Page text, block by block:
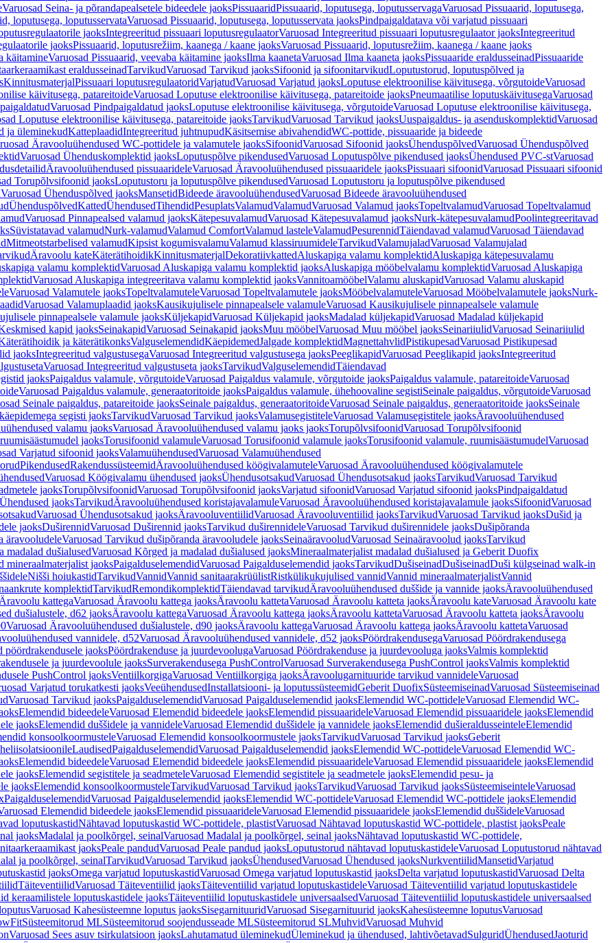
Varuosad Seina- ja põrandapealsetele bideedele jaoksPissuaaridPissuaarid, loputusega, loputusservagaVaruosad Pissuaarid, loputusega,
loputusega, loputusservataVaruosad Pissuaarid, loputusega, loputusservata jaoksPindpaigaldatava või varjatud pissuaari
jaoksIntegreeritud pissuaari loputusregulaatorVaruosad Integreeritud pissuaari loputusregulaator jaoksIntegreeritud
jaoksPissuaarid, loputusrežiim, kaanega / kaane jaoksVaruosad Pissuaarid, loputusrežiim, kaanega / kaane jaoks
käitamineVaruosad Pissuaarid, veevaba käitamine jaoksIlma kaanetaVaruosad Ilma kaaneta jaoksPissuaaride eraldusseinadPissuaaride
eraldusseinadTarvikudVaruosad Tarvikud jaoksSifoonid ja sifoonitarvikudLoputustorud, loputuspõlved ja
KinnitusmaterjalPissuaari loputusregulaatoridVarjatudVaruosad Varjatud jaoksLoputuse elektroonilise käivitusega, võrgutoideVaruosad
käivitusega, patareitoideVaruosad Loputuse elektroonilise käivitusega, patareitoide jaoksPneumaatilise loputuskäivitusegaVaruosad
Varuosad Pindpaigaldatud jaoksLoputuse elektroonilise käivitusega, võrgutoideVaruosad Loputuse elektroonilise käivitusega,
Loputuse elektroonilise käivitusega, patareitoide jaoksTarvikudVaruosad Tarvikud jaoksUuspaigaldus- ja asenduskomplektidVaruosad
ja üleminekudKatteplaadidIntegreeritud juhtnupudKäsitsemise abivahendidWC-pottide, pissuaaride ja bideede
Äravooluühendused WC-pottidele ja valamutele jaoksSifoonidVaruosad Sifoonid jaoksÜhenduspõlvedVaruosad Ühenduspõlved
Varuosad Ühenduskomplektid jaoksLoputuspõlve pikendusedVaruosad Loputuspõlve pikendused jaoksÜhendused PVC-stVaruosad
Äravooluühendused pissuaarideleVaruosad Äravooluühendused pissuaaridele jaoksPissuaari sifoonidVaruosad Pissuaari sifoonid
Torupõlvsifoonid jaoksLoputustoru ja loputuspõlve pikendusedVaruosad Loputustoru ja loputuspõlve pikendused
Varuosad Ühenduspõlved jaoksMansetidBideede äravooluühendusedVaruosad Bideede äravooluühendused
ÜhenduspõlvedKattedÜhendusedTihendidPesuplatsValamudValamudVaruosad Valamud jaoksTopeltvalamudVaruosad Topeltvalamud
Varuosad Pinnapealsed valamud jaoksKätepesuvalamudVaruosad Kätepesuvalamud jaoksNurk-kätepesuvalamudPoolintegreeritavad
Süvistatavad valamudNurk-valamudValamud ComfortValamud lasteleValamudPesurennidTäiendavad valamudVaruosad Täiendavad
Mitmeotstarbelised valamudKipsist kogumisvalamuValamud klassiruumideleTarvikudValamujaladVaruosad Valamujalad
Äravoolu kateKäterätihoidikKinnitusmaterjalDekoratiivkattedAluskapiga valamu komplektidAluskapiga kätepesuvalamu
valamu komplektidVaruosad Aluskapiga valamu komplektid jaoksAluskapiga mööbelvalamu komplektidVaruosad Aluskapiga
Varuosad Aluskapiga integreeritava valamu komplektid jaoksVannitoamööbelValamu aluskapidVaruosad Valamu aluskapid
Varuosad Valamutele jaoksTopeltvalamuteleVaruosad Topeltvalamutele jaoksMööbelvalamuteleVaruosad Mööbelvalamutele jaoksNurk-
Varuosad Valamuplaadid jaoksKausikujulisele pinnapealsele valamuleVaruosad Kausikujulisele pinnapealsele valamule
pinnapealsele valamule jaoksKüljekapidVaruosad Küljekapid jaoksMadalad küljekapidVaruosad Madalad küljekapid
kapid jaoksSeinakapidVaruosad Seinakapid jaoksMuu mööbelVaruosad Muu mööbel jaoksSeinariiulidVaruosad Seinariiulid
ja käterätikonksValguselemendidKäepidemedJalgade komplektidMagnettahvlidPistikupesadVaruosad Pistikupesad
jaoksIntegreeritud valgustusegaVaruosad Integreeritud valgustusega jaoksPeeglikapidVaruosad Peeglikapid jaoksIntegreeritud
Varuosad Integreeritud valgustuseta jaoksTarvikudValguselemendidTäiendavad
jaoksPaigaldus valamule, võrgutoideVaruosad Paigaldus valamule, võrgutoide jaoksPaigaldus valamule, patareitoideVaruosad
Varuosad Paigaldus valamule, generaatoritoide jaoksPaigaldus valamule, ühehoovaline segistiSeinale paigaldus, võrgutoideVaruosad
Seinale paigaldus, patareitoide jaoksSeinale paigaldus, generaatoritoideVaruosad Seinale paigaldus, generaatoritoide jaoksSeinale
segisti jaoksTarvikudVaruosad Tarvikud jaoksValamusegistiteleVaruosad Valamusegistitele jaoksÄravooluühendused
valamu jaoksVaruosad Äravooluühendused valamu jaoks jaoksTorupõlvsifoonidVaruosad Torupõlvsifoonid
jaoksTorusifoonid valamuleVaruosad Torusifoonid valamule jaoksTorusifoonid valamule, ruumisäästumudelVaruosad
Varjatud sifoonid jaoksValamuühendusedVaruosad Valamuühendused
PikendusedRakendussüsteemidÄravooluühendused köögivalamuteleVaruosad Äravooluühendused köögivalamutele
Varuosad Köögivalamu ühendused jaoksÜhendusotsakudVaruosad Ühendusotsakud jaoksTarvikudVaruosad Tarvikud
jaoksTorupõlvsifoonidVaruosad Torupõlvsifoonid jaoksVarjatud sifoonidVaruosad Varjatud sifoonid jaoksPindpaigaldatud
jaoksTarvikudÄravooluühendused koristajavalamuleVaruosad Äravooluühendused koristajavalamule jaoksSifoonidVaruosad
Varuosad Ühendusotsakud jaoksÄravooluventiilidVaruosad Äravooluventiilid jaoksTarvikudVaruosad Tarvikud jaoksDušid ja
jaoksDuširennidVaruosad Duširennid jaoksTarvikud duširennideleVaruosad Tarvikud duširennidele jaoksDušipõranda
äravooludeleVaruosad Tarvikud dušipõranda äravooludele jaoksSeinaäravooludVaruosad Seinaäravoolud jaoksTarvikud
madalad dušialusedVaruosad Kõrged ja madalad dušialused jaoksMineraalmaterjalist madalad dušialused ja Geberit Duofix
mineraalmaterjalist jaoksPaigalduselemendidVaruosad Paigalduselemendid jaoksTarvikudDušiseinadDušiseinadDuši külgseinad walk-in
Nišši hoiukastidTarvikudVannidVannid sanitaarakrüülistRistkülikukujulised vannidVannid mineraalmaterjalistVannid
komplektidTarvikudRemondikomplektidTäiendavad tarvikudÄravooluühendused duššide ja vannide jaoksÄravooluühendused
Äravoolu kattegaVaruosad Äravoolu kattega jaoksÄravoolu kattetaVaruosad Äravoolu katteta jaoksÄravoolu kateVaruosad Äravoolu kate
dušialustele, d62 jaoksÄravoolu kattegaVaruosad Äravoolu kattega jaoksÄravoolu kattetaVaruosad Äravoolu katteta jaoksÄravoolu
Varuosad Äravooluühendused dušialustele, d90 jaoksÄravoolu kattegaVaruosad Äravoolu kattega jaoksÄravoolu kattetaVaruosad
vannidele, d52Varuosad Äravooluühendused vannidele, d52 jaoksPöördrakendusegaVaruosad Pöördrakendusega
pöördrakendusele jaoksPöördrakenduse ja juurdevoolugaVaruosad Pöördrakenduse ja juurdevooluga jaoksValmis komplektid
ja juurdevoolule jaoksSurverakendusega PushControlVaruosad Surverakendusega PushControl jaoksValmis komplektid
PushControl jaoksVentiilkorgigaVaruosad Ventiilkorgiga jaoksÄravoolugarnituuride tarvikud vannideleVaruosad
Varjatud torukatkesti jaoksVeeühendusedInstallatsiooni- ja loputussüsteemidGeberit DuofixSüsteemiseinadVaruosad Süsteemiseinad
Varuosad Tarvikud jaoksPaigalduselemendidVaruosad Paigalduselemendid jaoksElemendid WC-pottideleVaruosad Elemendid WC-
Elemendid bideedeleVaruosad Elemendid bideedele jaoksElemendid pissuaarideleVaruosad Elemendid pissuaaridele jaoksElemendid
jaoksElemendid duššidele ja vannideleVaruosad Elemendid duššidele ja vannidele jaoksElemendid dušieraldusseinteleElemendid
konsoolkoormusteleVaruosad Elemendid konsoolkoormustele jaoksTarvikudVaruosad Tarvikud jaoksGeberit
LaudisedPaigalduselemendidVaruosad Paigalduselemendid jaoksElemendid WC-pottideleVaruosad Elemendid WC-
Elemendid bideedeleVaruosad Elemendid bideedele jaoksElemendid pissuaarideleVaruosad Elemendid pissuaaridele jaoksElemendid
jaoksElemendid segistitele ja seadmeteleVaruosad Elemendid segistitele ja seadmetele jaoksElemendid pesu- ja
jaoksElemendid konsoolkoormusteleTarvikudVaruosad Tarvikud jaoksTarvikudVaruosad Tarvikud jaoksSüsteemiseinteleVaruosad
PaigalduselemendidVaruosad Paigalduselemendid jaoksElemendid WC-pottideleVaruosad Elemendid WC-pottidele jaoksElemendid
Elemendid bideedele jaoksElemendid pissuaarideleVaruosad Elemendid pissuaaridele jaoksElemendid duššideleVaruosad
loputuskastidNähtavad loputuskastid WC-pottidele, plastistVaruosad Nähtavad loputuskastid WC-pottidele, plastist jaoksPeale
jaoksMadalal ja poolkõrgel, seinalVaruosad Madalal ja poolkõrgel, seinal jaoksNähtavad loputuskastid WC-pottidele,
jaoksPeale pandudVaruosad Peale pandud jaoksLoputustorud nähtavad loputuskastideleVaruosad Loputustorud nähtavad
ja poolkõrgel, seinalTarvikudVaruosad Tarvikud jaoksÜhendusedVaruosad Ühendused jaoksNurkventiilidMansetidVarjatud
jaoksOmega varjatud loputuskastidVaruosad Omega varjatud loputuskastid jaoksDelta varjatud loputuskastidVaruosad Delta
TäiteventiilidVaruosad Täiteventiilid jaoksTäiteventiilid varjatud loputuskastideleVaruosad Täiteventiilid varjatud loputuskastidele
keraamilistele loputuskastidele jaoksTäiteventiilid loputuskastidele universaalsedVaruosad Täiteventiilid loputuskastidele universaalsed
Varuosad Kahesüsteemne loputus jaoksSisegarnituuridVaruosad Sisegarnituurid jaoksKahesüsteemne loputusVaruosad
Süsteemitorud MLSüsteemitorud soojendusseade MLSüsteemitorud SLMuhvidVaruosad Muhvid
Varuosad Sees asuv tsirkulatsioon jaoksLahutamatud üleminekudÜleminekud ja ühendused, lahtivõetavadSulguridÜhendusedJaoturid